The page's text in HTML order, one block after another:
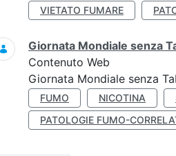
VIETATO FUMARE
Giornata Mondiale senza
Contenuto Web
Giornata Mondiale senza
FUMO NICOTINA
PATOLOGIE FUMO-